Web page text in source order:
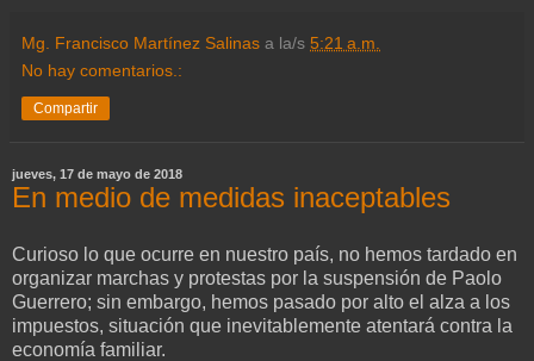
Mg. Francisco Martínez Salinas a la/s 5:21 a.m.
No hay comentarios.:
Compartir
jueves, 17 de mayo de 2018
En medio de medidas inaceptables
Curioso lo que ocurre en nuestro país, no hemos tardado en
organizar marchas y protestas por la suspensión de Paolo
Guerrero; sin embargo, hemos pasado por alto el alza a los
impuestos, situación que inevitablemente atentará contra la
economía familiar.